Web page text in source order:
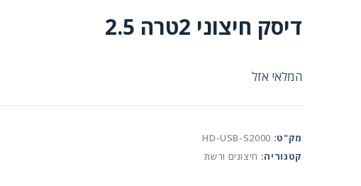
דיסק חיצוני 2טרה 2.5
המלאי אזל
מק"ט: HD-USB-S2000
קטגוריה: חיצונים ורשת